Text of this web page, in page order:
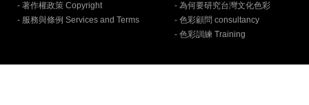
- 著作權政策 Copyright
- 服務與條例 Services and Terms
- 為何要研究台灣文化色彩
- 色彩顧問 consultancy
- 色彩訓練 Training